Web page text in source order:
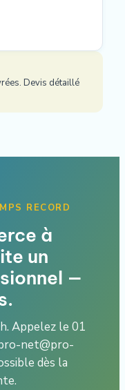
Devis détaillé
RECORD
à
un
—
Appelez le 01
net@pro-
dès la